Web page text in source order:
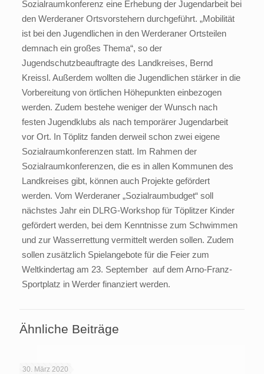
Sozialraumkonferenz eine Erhebung der Jugendarbeit bei
den Werderaner Ortsvorstehern durchgeführt. „Mobilität
ist bei den Jugendlichen in den Werderaner Ortsteilen
demnach ein großes Thema“, so der
Jugendschutzbeauftragte des Landkreises, Bernd
Kreissl. Außerdem wollten die Jugendlichen stärker in die
Vorbereitung von örtlichen Höhepunkten einbezogen
werden. Zudem bestehe weniger der Wunsch nach
festen Jugendklubs als nach temporärer Jugendarbeit
vor Ort. In Töplitz fanden derweil schon zwei eigene
Sozialraumkonferenzen statt. Im Rahmen der
Sozialraumkonferenzen, die es in allen Kommunen des
Landkreises gibt, können auch Projekte gefördert
werden. Vom Werderaner „Sozialraumbudget“ soll
nächstes Jahr ein DLRG-Workshop für Töplitzer Kinder
gefördert werden, bei dem Kenntnisse zum Schwimmen
und zur Wasserrettung vermittelt werden sollen. Zudem
sollen zusätzlich Spielangebote für die Feier zum
Weltkindertag am 23. September auf dem Arno-Franz-
Sportplatz in Werder finanziert werden.
Ähnliche Beiträge
30. März 2020